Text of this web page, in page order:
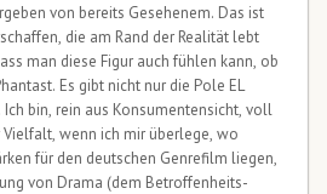
von bereits Gesehenem. Das ist
die am Rand der Realität lebt
man diese Figur auch fühlen kann, ob
Es gibt nicht nur die Pole EL
Ich bin, rein aus Konsumentensicht, voll
Vielfalt, wenn ich mir überlege, wo
für den deutschen Genrefilm liegen,
von Drama (dem Betroffenheits-